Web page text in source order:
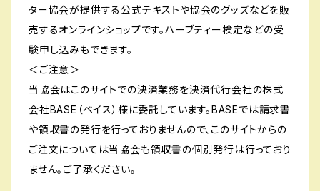
ター協会が提供する公式テキストや協会のグッズなどを販
売するオンラインショップです。ハーブティー検定などの受
験申し込みもできます。
＜ご注意＞
当協会はこのサイトでの決済業務を決済代行会社の株式
会社BASE（ベイス）様に委託しています。BASEでは請求書
や領収書の発行を行っておりませんので、このサイトからの
ご注文については当協会も領収書の個別発行は行っており
ません。ご了承ください。